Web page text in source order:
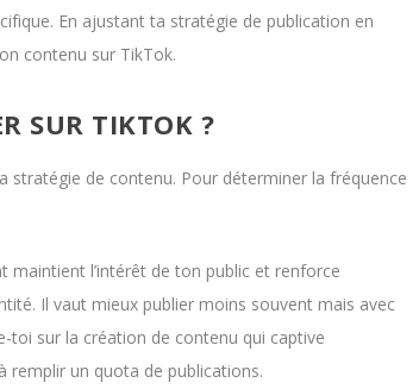
En ajustant ta stratégie de publication en
contenu sur TikTok.
SUR TIKTOK ?
stratégie de contenu. Pour déterminer la fréquence
maintient l’intérêt de ton public et renforce
Il vaut mieux publier moins souvent mais avec
toi sur la création de contenu qui captive
remplir un quota de publications.